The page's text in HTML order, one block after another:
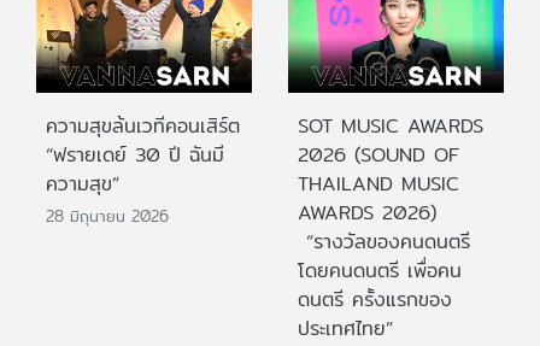
ความสุขล้นเวทีคอนเสิร์ต
“ฟรายเดย์ 30 ปี ฉันมี
ความสุข”
28 มิถุนายน 2026
SOT MUSIC AWARDS
2026 (SOUND OF
THAILAND MUSIC
AWARDS 2026)
“รางวัลของคนดนตรี
โดยคนดนตรี เพื่อคน
ดนตรี ครั้งแรกของ
ประเทศไทย”